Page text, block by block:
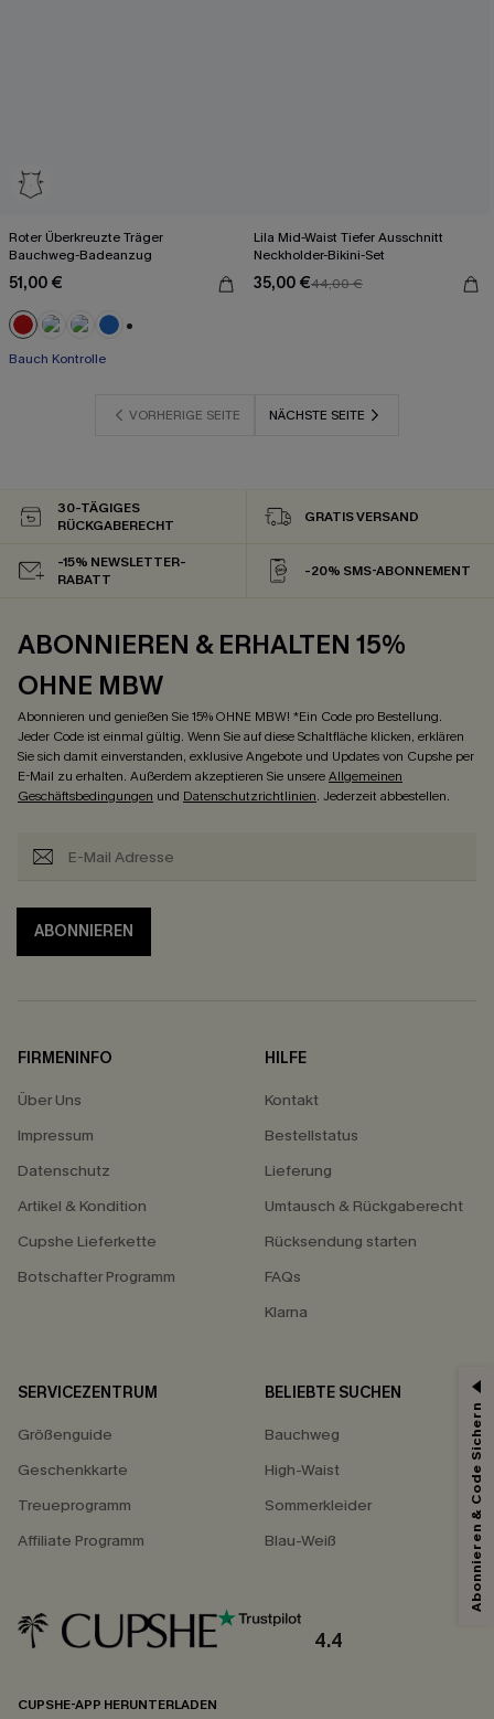
Roter Überkreuzte Träger
Bauchweg-Badeanzug
51,00 €
Bauch Kontrolle
Lila Mid-Waist Tiefer Ausschnitt
Neckholder-Bikini-Set
35,00 €44,00 €
VORHERIGE SEITE NÄCHSTE SEITE
30-TÄGIGES
RÜCKGABERECHT
GRATIS VERSAND
-15% NEWSLETTER-
RABATT
-20% SMS-ABONNEMENT
ABONNIEREN & ERHALTEN 15%
OHNE MBW
Abonnieren und genießen Sie 15% OHNE MBW! *Ein Code pro Bestellung.
Jeder Code ist einmal gültig. Wenn Sie auf diese Schaltfläche klicken, erklären
Sie sich damit einverstanden, exklusive Angebote und Updates von Cupshe per
E-Mail zu erhalten. Außerdem akzeptieren Sie unsereAllgemeinen
Geschäftsbedingungen und Datenschutzrichtlinien. Jederzeit abbestellen.
ABONNIEREN
FIRMENINFO
Über Uns
Impressum
Datenschutz
Artikel & Kondition
Cupshe Lieferkette
Botschafter Programm
HILFE
Kontakt
Bestellstatus
Lieferung
Umtausch & Rückgaberecht
Rücksendung starten
FAQs
Klarna
SERVICEZENTRUM
Größenguide
Geschenkkarte
Treueprogramm
Affiliate Programm
BELIEBTE SUCHEN
Bauchweg
High-Waist
Sommerkleider
Blau-Weiß
4.4
CUPSHE-APP HERUNTERLADEN
15% ERHALTEN
15% ohne MBW für E-Mail-Abonnenten.
*Ein Code pro Bestellung. Jeder Code ist einmal gültig.
undDatenschutzbestimmungen. Sie können sich jederzeit abmelden.
Abonnieren & Code Sichern